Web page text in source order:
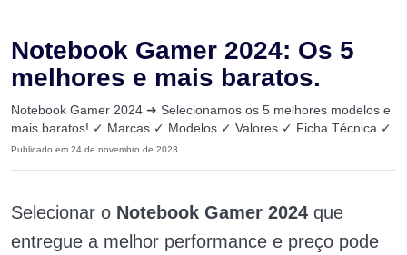
Notebook Gamer 2024: Os 5
melhores e mais baratos.
Notebook Gamer 2024 ➜ Selecionamos os 5 melhores modelos e
mais baratos! ✓ Marcas ✓ Modelos ✓ Valores ✓ Ficha Técnica ✓
Publicado em 24 de novembro de 2023
Selecionar o Notebook Gamer 2024 que
entregue a melhor performance e preço pode